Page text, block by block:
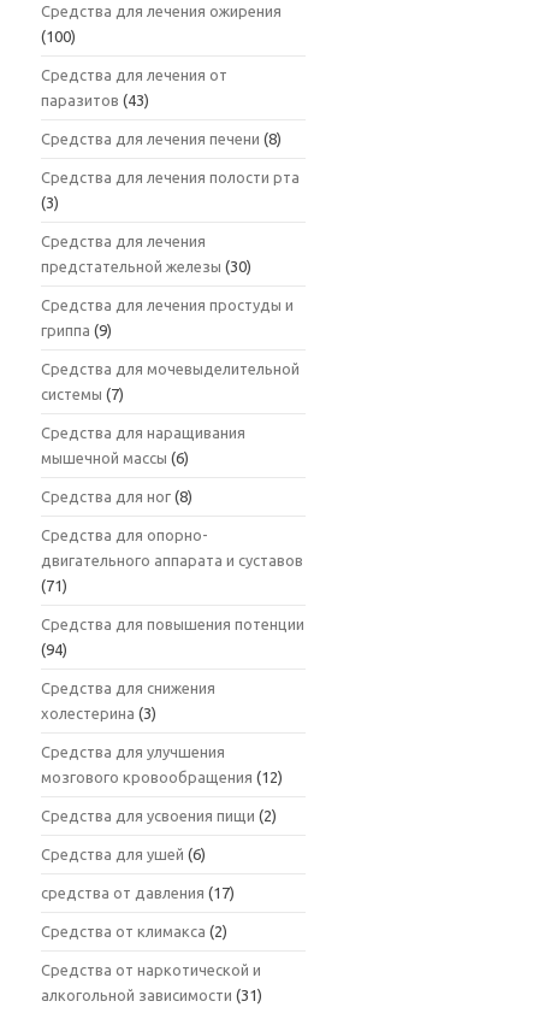
Средства для лечения ожирения
(100)
Средства для лечения от
паразитов (43)
Средства для лечения печени (8)
Средства для лечения полости рта
(3)
Средства для лечения
предстательной железы (30)
Средства для лечения простуды и
гриппа (9)
Средства для мочевыделительной
системы (7)
Средства для наращивания
мышечной массы (6)
Средства для ног (8)
Средства для опорно-
двигательного аппарата и суставов
(71)
Средства для повышения потенции
(94)
Средства для снижения
холестерина (3)
Средства для улучшения
мозгового кровообращения (12)
Средства для усвоения пищи (2)
Средства для ушей (6)
средства от давления (17)
Средства от климакса (2)
Средства от наркотической и
алкогольной зависимости (31)